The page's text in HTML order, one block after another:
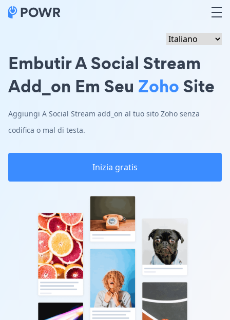
Embutir A Social Stream
Add_on Em Seu ZohoSite
Aggiungi A Social Stream add_on al tuo sito Zoho senza
codifica o mal di testa.
Inizia gratis